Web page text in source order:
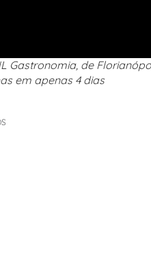
Gastronomia, de
em apenas 4 dias